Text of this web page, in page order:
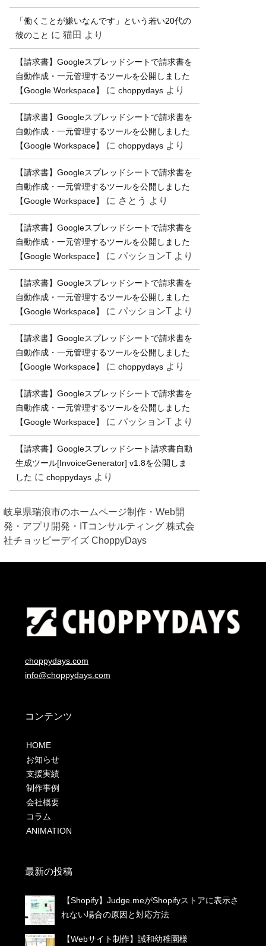
「働くことが嫌いなんです」という若い20代の
彼のこと に 猫田 より
【請求書】Googleスプレッドシートで請求書を
自動作成・一元管理するツールを公開しました
【Google Workspace】
に choppydays より
【請求書】Googleスプレッドシートで請求書を
自動作成・一元管理するツールを公開しました
【Google Workspace】
に choppydays より
【請求書】Googleスプレッドシートで請求書を
自動作成・一元管理するツールを公開しました
【Google Workspace】
に さとう より
【請求書】Googleスプレッドシートで請求書を
自動作成・一元管理するツールを公開しました
【Google Workspace】
に パッションT より
【請求書】Googleスプレッドシートで請求書を
自動作成・一元管理するツールを公開しました
【Google Workspace】
に パッションT より
【請求書】Googleスプレッドシートで請求書を
自動作成・一元管理するツールを公開しました
【Google Workspace】
に choppydays より
【請求書】Googleスプレッドシートで請求書を
自動作成・一元管理するツールを公開しました
【Google Workspace】
に パッションT より
【請求書】Googleスプレッドシート請求書自動
生成ツール[InvoiceGenerator] v1.8を公開しま
した に choppydays より
岐阜県瑞浪市のホームページ制作・Web開
発・アプリ開発・ITコンサルティング 株式会
社チョッピーデイズ ChoppyDays
choppydays.com
info@choppydays.com
コンテンツ
HOME
お知らせ
支援実績
制作事例
会社概要
コラム
ANIMATION
最新の投稿
【Shopify】Judge.meがShopifyストアに表示さ
れない場合の原因と対応方法
【Webサイト制作】誠和幼稚園様